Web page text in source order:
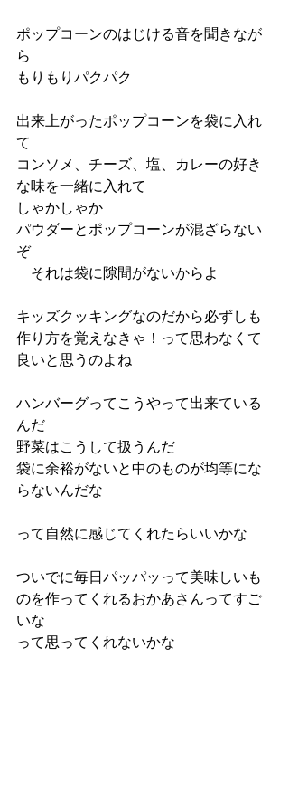
ポップコーンのはじける音を聞きなが
ら
もりもりパクパク
出来上がったポップコーンを袋に入れ
て
コンソメ、チーズ、塩、カレーの好き
な味を一緒に入れて
しゃかしゃか
パウダーとポップコーンが混ざらない
ぞ
それは袋に隙間がないからよ
キッズクッキングなのだから必ずしも
作り方を覚えなきゃ！って思わなくて
良いと思うのよね
ハンバーグってこうやって出来ている
んだ
野菜はこうして扱うんだ
袋に余裕がないと中のものが均等にな
らないんだな
って自然に感じてくれたらいいかな
ついでに毎日パッパッって美味しいも
のを作ってくれるおかあさんってすご
いな
って思ってくれないかな